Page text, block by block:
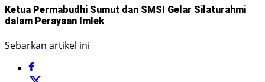
Ketua Permabudhi Sumut dan SMSI Gelar Silaturahmi
dalam Perayaan Imlek
Sebarkan artikel ini